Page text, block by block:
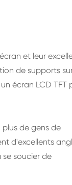
et leur
de supports
écran LCD TFT
de gens de
d'excellents
soucier de